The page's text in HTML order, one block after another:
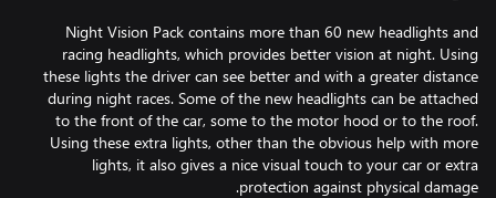
Night Vision Pack contains more than 60 new headlights and
racing headlights, which provides better vision at night. Using
these lights the driver can see better and with a greater distance
during night races. Some of the new headlights can be attached
to the front of the car, some to the motor hood or to the roof.
Using these extra lights, other than the obvious help with more
lights, it also gives a nice visual touch to your car or extra
protection against physical damage.